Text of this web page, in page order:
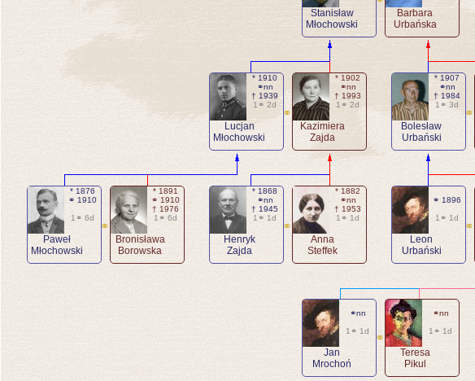
Stanisław
Młochowski
Barbara
Urbańska
* 1910
⚭nn
† 1939
1⚭ 2d
Lucjan
Młochowski
⚭
* 1902
⚭nn
† 1993
1⚭ 2d
Kazimiera
Zajda
* 1907
⚭nn
† 1984
1⚭ 3d
Bolesław
Urbański
⚭
* 1876
⚭ 1910
1⚭ 6d
Paweł
Młochowski
⚭
* 1891
⚭ 1910
† 1976
1⚭ 6d
Bronisława
Borowska
* 1868
⚭nn
† 1945
1⚭ 1d
Henryk
Zajda
⚭
* 1882
⚭nn
† 1953
1⚭ 1d
Anna
Steffek
⚭ 1896
1⚭ 1d
Leon
Urbański
⚭
⚭nn
1⚭ 1d
Jan
Mrochoń
⚭
⚭nn
1⚭ 1d
Teresa
Pikul